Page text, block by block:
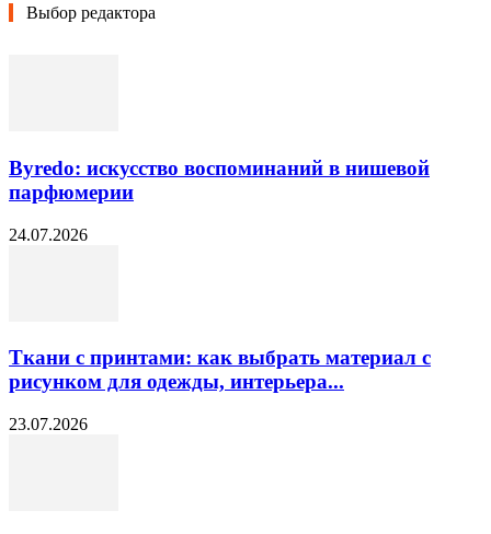
Выбор редактора
Byredo: искусство воспоминаний в нишевой
парфюмерии
24.07.2026
Ткани с принтами: как выбрать материал с
рисунком для одежды, интерьера...
23.07.2026